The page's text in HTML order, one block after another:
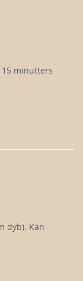
minutters
dyb). Kan